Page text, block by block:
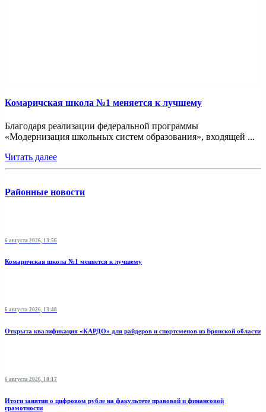
Комаричская школа №1 меняется к лучшему
Благодаря реализации федеральной программы
«Модернизация школьных систем образования», входящей ...
Читать далее
Районные новости
6 августа 2026, 13:56
Комаричская школа №1 меняется к лучшему
6 августа 2026, 13:48
Открыта квалификация «КАРДО» для райдеров и спортсменов из Брянской области
6 августа 2026, 10:17
Итоги занятия о цифровом рубле на факультете правовой и финансовой
грамотности